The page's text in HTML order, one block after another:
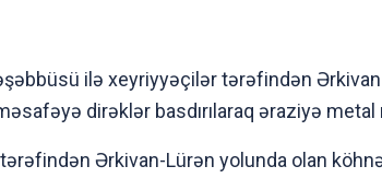
ilə xeyriyyəçilər tərəfindən
dirəklər basdırılaraq əraziyə
Ərkivan-Lürən yolunda olan